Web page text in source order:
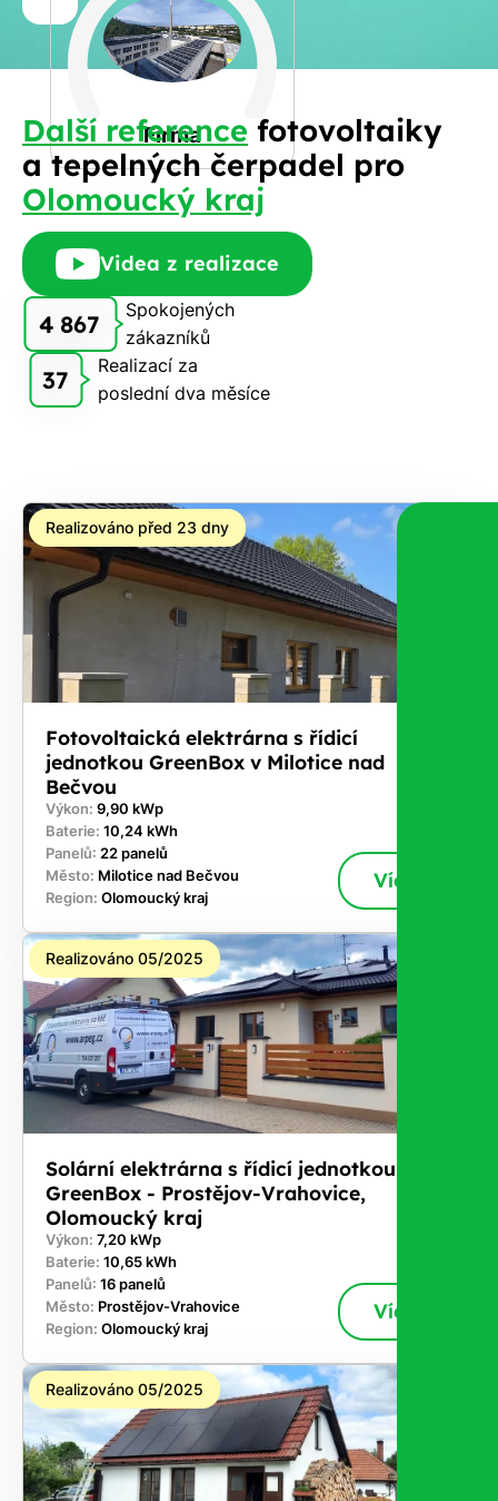
Firma
Jiná
Spočítat
kalkulaci
a
příjmení
Telefon
E-
mail
Vám
zdarma
nárok.
Stačí
nám dát
vědět -
nestojí.
Další reference fotovoltaiky
a tepelných čerpadel pro
Olomoucký kraj
Videa z realizace
4 867
Spokojených
zákazníků
37
Realizací za
poslední dva měsíce
Realizováno před 23 dny
Fotovoltaická elektrárna s řídicí
jednotkou GreenBox v Milotice nad
Bečvou
Výkon: 9,90 kWp
Baterie: 10,24 kWh
Panelů: 22 panelů
Město: Milotice nad Bečvou
Region: Olomoucký kraj
Více
Realizováno 05/2025
Solární elektrárna s řídicí jednotkou
GreenBox - Prostějov-Vrahovice,
Olomoucký kraj
Výkon: 7,20 kWp
Baterie: 10,65 kWh
Panelů: 16 panelů
Město: Prostějov-Vrahovice
Region: Olomoucký kraj
Více
Realizováno 05/2025